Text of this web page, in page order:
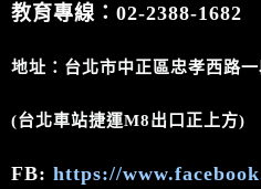
教育專線：02-2388-1682
地址：台北市中正區忠孝西路
(台北車站捷運M8出口正上方)
FB: https://